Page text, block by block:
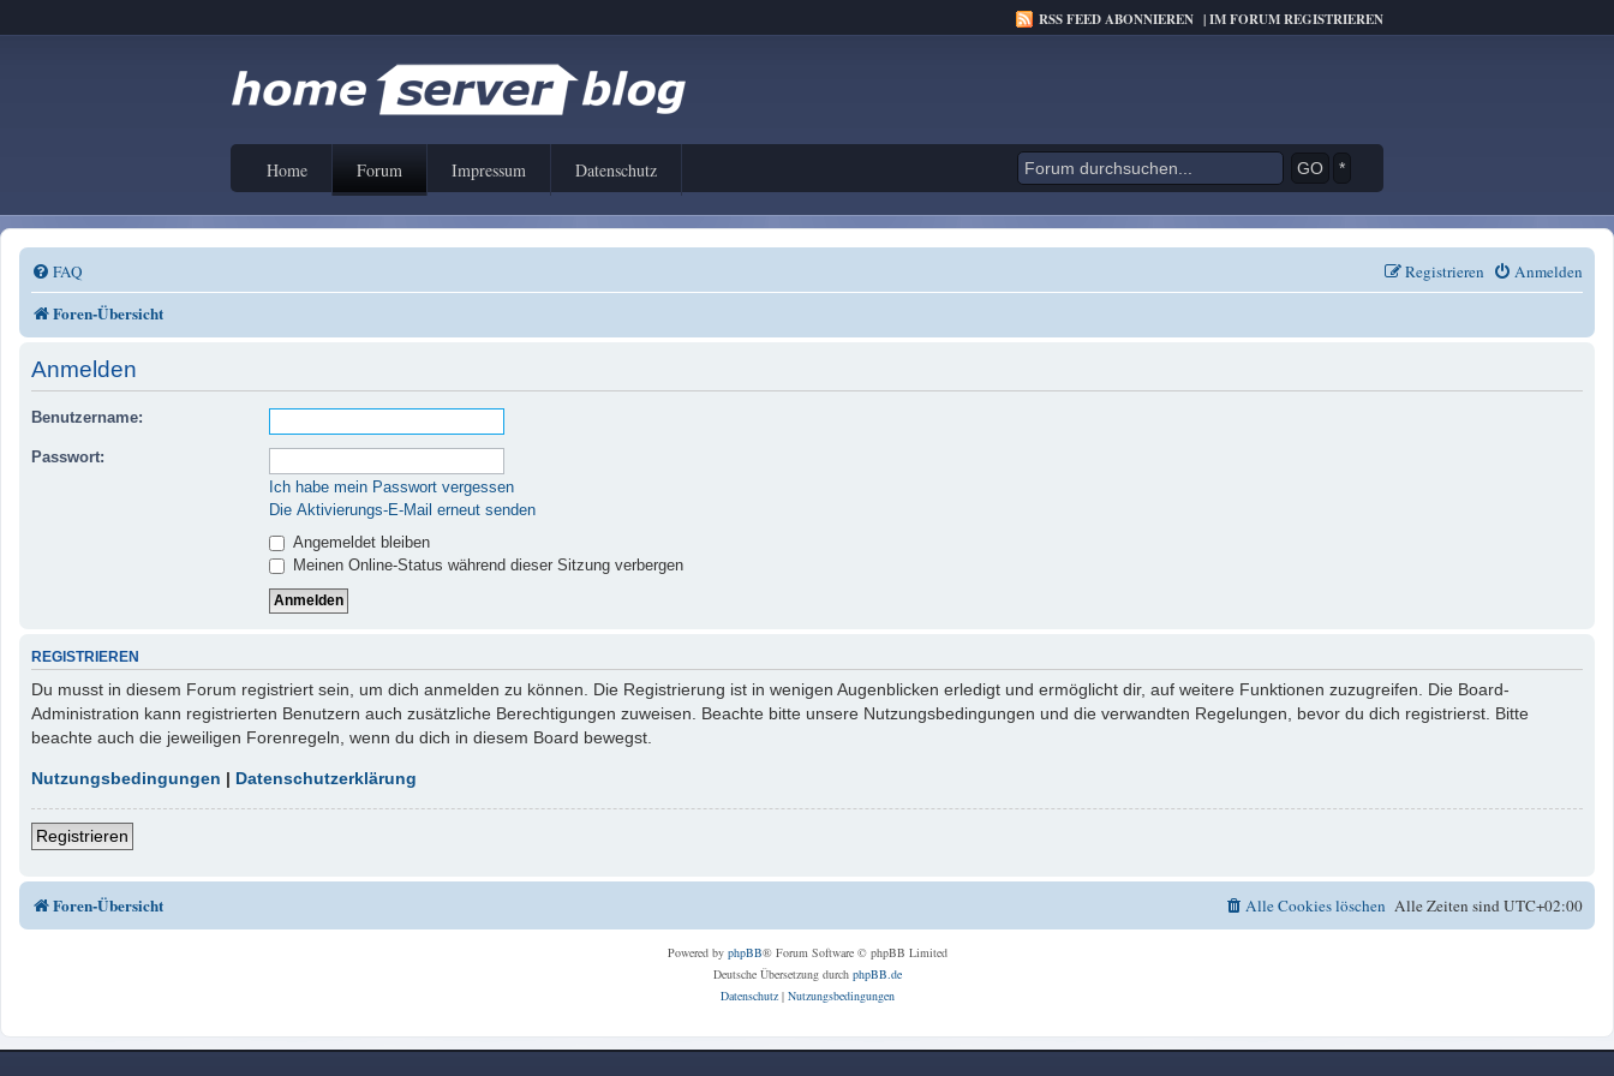
RSS FEED ABONNIEREN |IM FORUM REGISTRIEREN
Home Forum Impressum Datenschutz *
FAQ Anmelden
Registrieren
Foren-Übersicht
Anmelden
Benutzername:
Passwort:
Ich habe mein Passwort vergessen
Die Aktivierungs-E-Mail erneut senden
Angemeldet bleiben
Meinen Online-Status während dieser Sitzung verbergen
REGISTRIEREN
Du musst in diesem Forum registriert sein, um dich anmelden zu können. Die Registrierung ist in wenigen Augenblicken erledigt und ermöglicht dir, auf weitere Funktionen zuzugreifen. Die Board-
Administration kann registrierten Benutzern auch zusätzliche Berechtigungen zuweisen. Beachte bitte unsere Nutzungsbedingungen und die verwandten Regelungen, bevor du dich registrierst. Bitte
beachte auch die jeweiligen Forenregeln, wenn du dich in diesem Board bewegst.
Nutzungsbedingungen | Datenschutzerklärung
Registrieren
Foren-Übersicht Alle Zeiten sindUTC+02:00
Alle Cookies löschen
Powered by phpBB® Forum Software © phpBB Limited
Deutsche Übersetzung durch phpBB.de
Datenschutz| Nutzungsbedingungen